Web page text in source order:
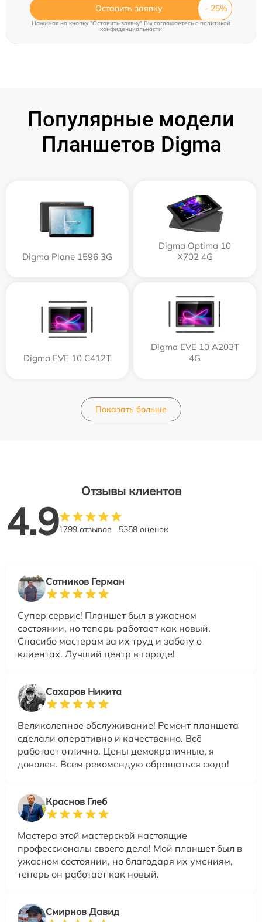
Оставить заявку
Нажимая на кнопку "Оставить заявку" Вы соглашаетесь c политикой
конфиденциальности
Популярные модели
Планшетов Digma
Digma Plane 1596 3G
Digma Optima 10
X702 4G
Digma EVE 10 C412T
Digma EVE 10 A203T
4G
Показать больше
Отзывы клиентов
4.91799 отзывов 5358 оценок
Сотников Герман
Супер сервис! Планшет был в ужасном
состоянии, но теперь работает как новый.
Спасибо мастерам за их труд и заботу о
клиентах. Лучший центр в городе!
Сахаров Никита
Великолепное обслуживание! Ремонт планшета
сделали оперативно и качественно. Всё
работает отлично. Цены демократичные, я
доволен. Всем рекомендую обращаться сюда!
Краснов Глеб
Мастера этой мастерской настоящие
профессионалы своего дела! Мой планшет был в
ужасном состоянии, но благодаря их умениям,
теперь он работает как новый.
Смирнов Давид